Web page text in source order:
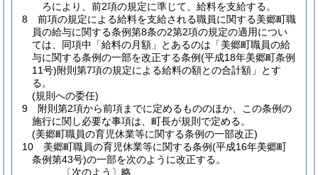
ろにより、前2項の規定に準じて、給料を支給する。
8
前項の規定による給料を支給される職員に関する美郷町職
員の給与に関する条例第8条の2第2項の規定の適用につい
ては、同項中「給料の月額」とあるのは「美郷町職員の給
与に関する条例の一部を改正する条例(平成18年美郷町条例
11号)附則第7項の規定による給料の額との合計額」とす
る。
(規則への委任)
9
附則第2項から前項までに定めるもののほか、この条例の
施行に関し必要な事項は、町長が規則で定める。
(美郷町職員の育児休業等に関する条例の一部改正)
10
美郷町職員の育児休業等に関する条例(平成16年美郷町
条例第43号)の一部を次のように改正する。
〔次のよう〕略